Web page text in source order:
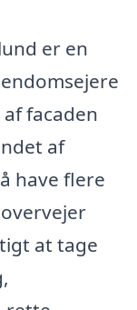
er en
facaden
af
have flere
at tage